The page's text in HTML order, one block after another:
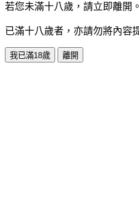
若您未滿十八歲，請立即離開。
已滿十八歲者，亦請勿將內容
我已滿18歲 離開